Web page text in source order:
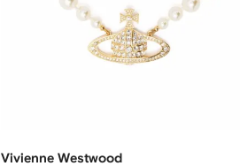
Vivienne Westwood